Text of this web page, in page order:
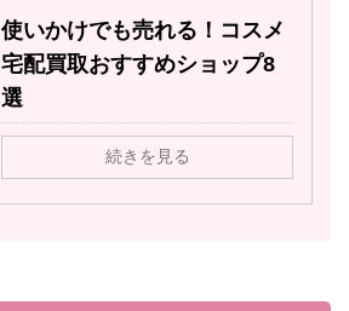
使いかけでも売れる！コスメ
宅配買取おすすめショップ8
選
続きを見る